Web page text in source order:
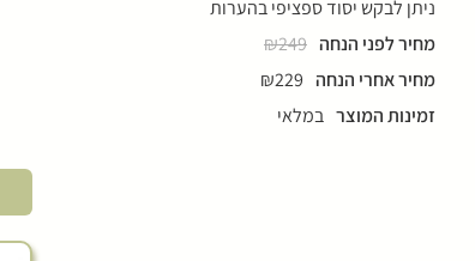
ניתן לבקש יסוד ספציפי בהערות
מחיר לפני הנחה ₪249
מחיר אחרי הנחה ₪229
זמינות המוצר במלאי